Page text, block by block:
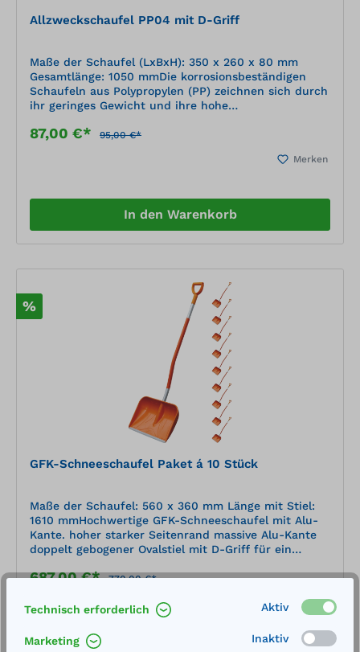
Allzweckschaufel PP04 mit D-Griff
Maße der Schaufel (LxBxH): 350 x 260 x 80 mm
Gesamtlänge: 1050 mmDie korrosionsbeständigen
Schaufeln aus Polypropylen (PP) zeichnen sich durch
ihr geringes Gewicht und ihre hohe
haftend und korrosionsbeständig. Das Material ist
korrosionsbeständigen PP-Schaufeln sind ideal für
87,00 €* 95,00 €*
Merken
In den Warenkorb
%
GFK-Schneeschaufel Paket á 10 Stück
Maße der Schaufel: 560 x 360 mm Länge mit Stiel:
1610 mmHochwertige GFK-Schneeschaufel mit Alu-
Kante. hoher starker Seitenrand massive Alu-Kante
doppelt gebogener Ovalstiel mit D-Griff für ein
687,00 €* 770,00 €*
Merken
Technisch erforderlich Aktiv
Marketing Inaktiv